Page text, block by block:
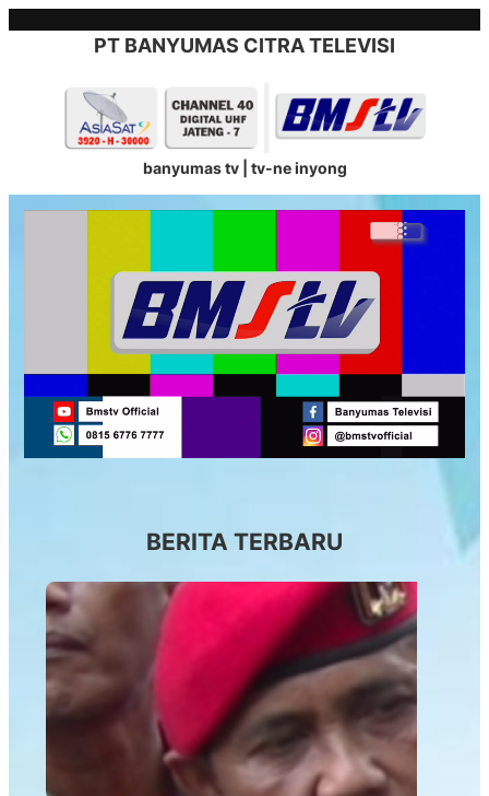
PT BANYUMAS CITRA TELEVISI
banyumas tv | tv-ne inyong
UnmuteStream
BERITA TERBARU